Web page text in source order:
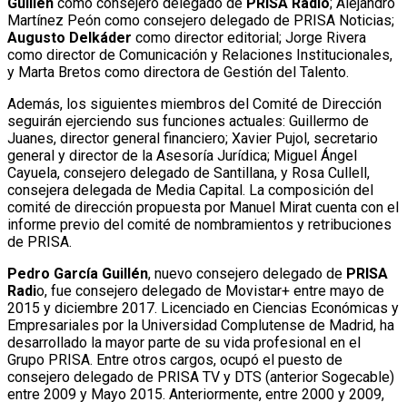
Guillén como consejero delegado de PRISA Radio; Alejandro
Martínez Peón como consejero delegado de PRISA Noticias;
Augusto Delkáder como director editorial; Jorge Rivera
como director de Comunicación y Relaciones Institucionales,
y Marta Bretos como directora de Gestión del Talento.
Además, los siguientes miembros del Comité de Dirección
seguirán ejerciendo sus funciones actuales: Guillermo de
Juanes, director general financiero; Xavier Pujol, secretario
general y director de la Asesoría Jurídica; Miguel Ángel
Cayuela, consejero delegado de Santillana, y Rosa Cullell,
consejera delegada de Media Capital. La composición del
comité de dirección propuesta por Manuel Mirat cuenta con el
informe previo del comité de nombramientos y retribuciones
de PRISA.
Pedro García Guillén, nuevo consejero delegado de PRISA
Radio, fue consejero delegado de Movistar+ entre mayo de
2015 y diciembre 2017. Licenciado en Ciencias Económicas y
Empresariales por la Universidad Complutense de Madrid, ha
desarrollado la mayor parte de su vida profesional en el
Grupo PRISA. Entre otros cargos, ocupó el puesto de
consejero delegado de PRISA TV y DTS (anterior Sogecable)
entre 2009 y Mayo 2015. Anteriormente, entre 2000 y 2009,